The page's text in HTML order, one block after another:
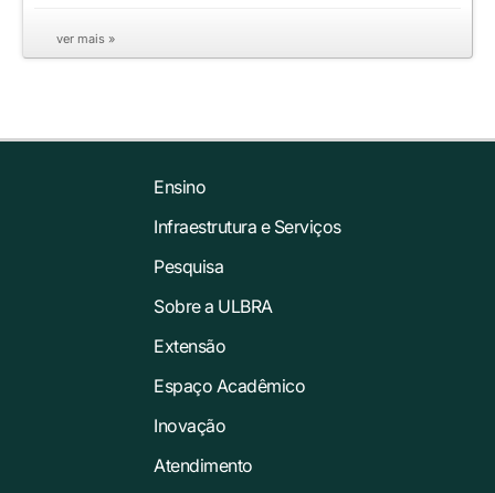
ver mais »
Ensino
Infraestrutura e Serviços
Pesquisa
Sobre a ULBRA
Extensão
Espaço Acadêmico
Inovação
Atendimento